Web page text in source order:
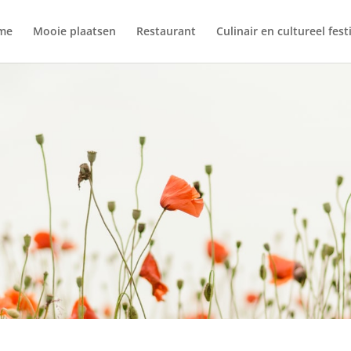
Mooie plaatsen Restaurant Culinair en cultureel